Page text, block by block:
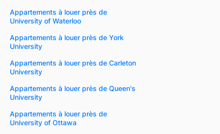
Appartements à louer près de
University of Waterloo
Appartements à louer près de York
University
Appartements à louer près de Carleton
University
Appartements à louer près de Queen's
University
Appartements à louer près de
University of Ottawa